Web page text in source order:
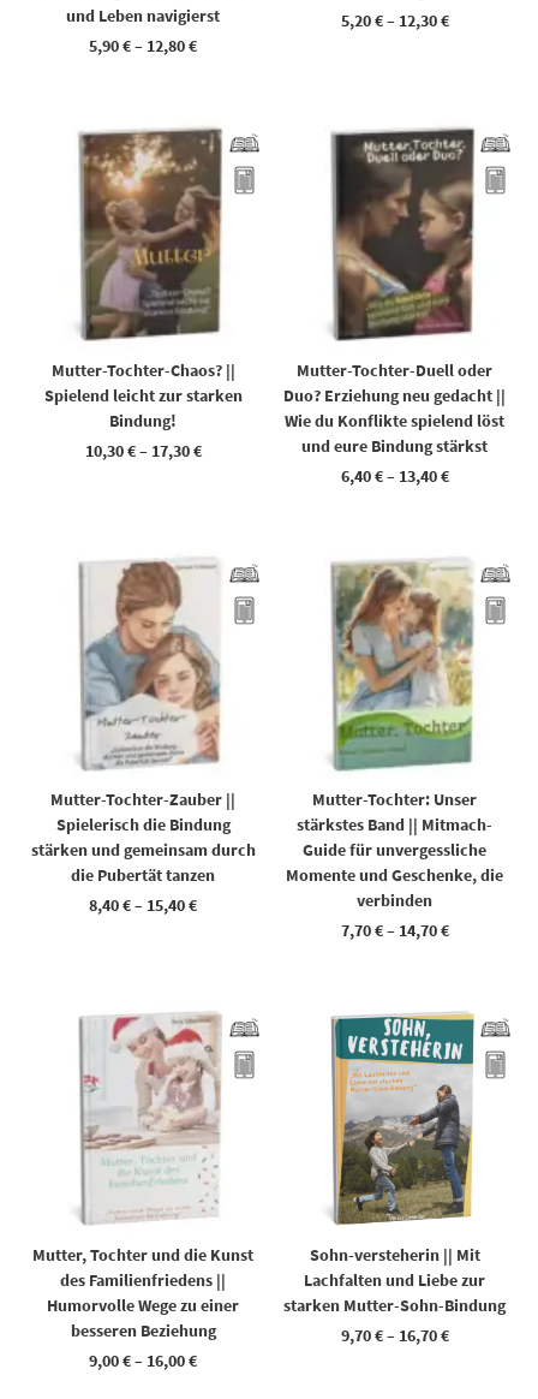
und Leben navigierst
5,90€– 12,80€
5,20€– 12,30€
Mutter-Tochter-Chaos? ||
Spielend leicht zur starken
Bindung!
10,30€– 17,30€
Mutter-Tochter-Duell oder
Duo? Erziehung neu gedacht ||
Wie du Konflikte spielend löst
und eure Bindung stärkst
6,40€– 13,40€
Mutter-Tochter-Zauber ||
Spielerisch die Bindung
stärken und gemeinsam durch
die Pubertät tanzen
8,40€– 15,40€
Mutter-Tochter: Unser
stärkstes Band || Mitmach-
Guide für unvergessliche
Momente und Geschenke, die
verbinden
7,70€– 14,70€
Mutter, Tochter und die Kunst
des Familienfriedens ||
Humorvolle Wege zu einer
besseren Beziehung
9,00€– 16,00€
Sohn-versteherin || Mit
Lachfalten und Liebe zur
starken Mutter-Sohn-Bindung
9,70€– 16,70€